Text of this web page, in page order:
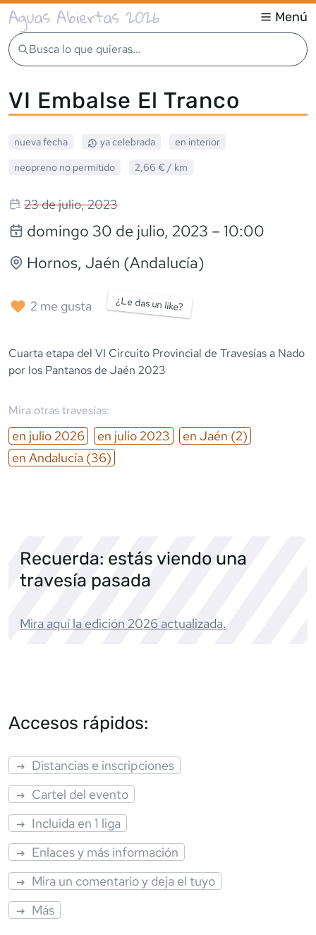
Aguas Abiertas 2026 Menú
Busca lo que quieras...
VI Embalse El Tranco
nueva fecha ya celebrada
en interior
neopreno no permitido 2,66 € / km
23 de julio, 2023
domingo 30 de julio, 2023 – 10:00
Hornos, Jaén (Andalucía)
2 me gusta ¿Le das un like?
Cuarta etapa del VI Circuito Provincial de Travesías a Nado
por los Pantanos de Jaén 2023
Mira otras travesías:
en julio 2026 en julio 2023 en Jaén (2)
en Andalucía (36)
Recuerda: estás viendo una
travesía pasada
Mira aquí la edición 2026 actualizada.
Accesos rápidos:
Distancias e inscripciones
Cartel del evento
Incluida en 1 liga
Enlaces y más información
Mira un comentario y deja el tuyo
Más